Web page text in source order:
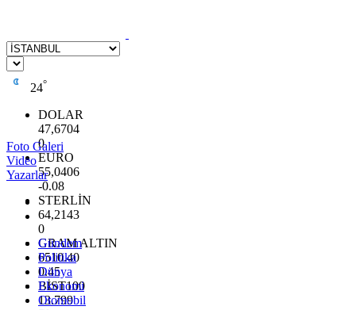
24°
DOLAR
47,6704
0
EURO
55,0406
-0.08
STERLİN
64,2143
0
GRAM ALTIN
6510.40
0.45
BİST100
13.799
Foto Galeri
Video
Yazarlar
Gündem
Politika
Dünya
Ekonomi
Otomobil